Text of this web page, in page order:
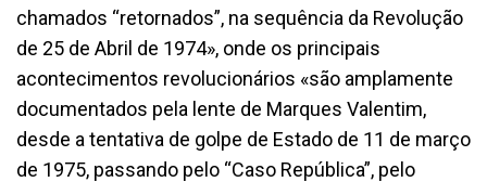
chamados “retornados”, na sequência da Revolução
de 25 de Abril de 1974», onde os principais
acontecimentos revolucionários «são amplamente
documentados pela lente de Marques Valentim,
desde a tentativa de golpe de Estado de 11 de março
de 1975, passando pelo “Caso República”, pelo